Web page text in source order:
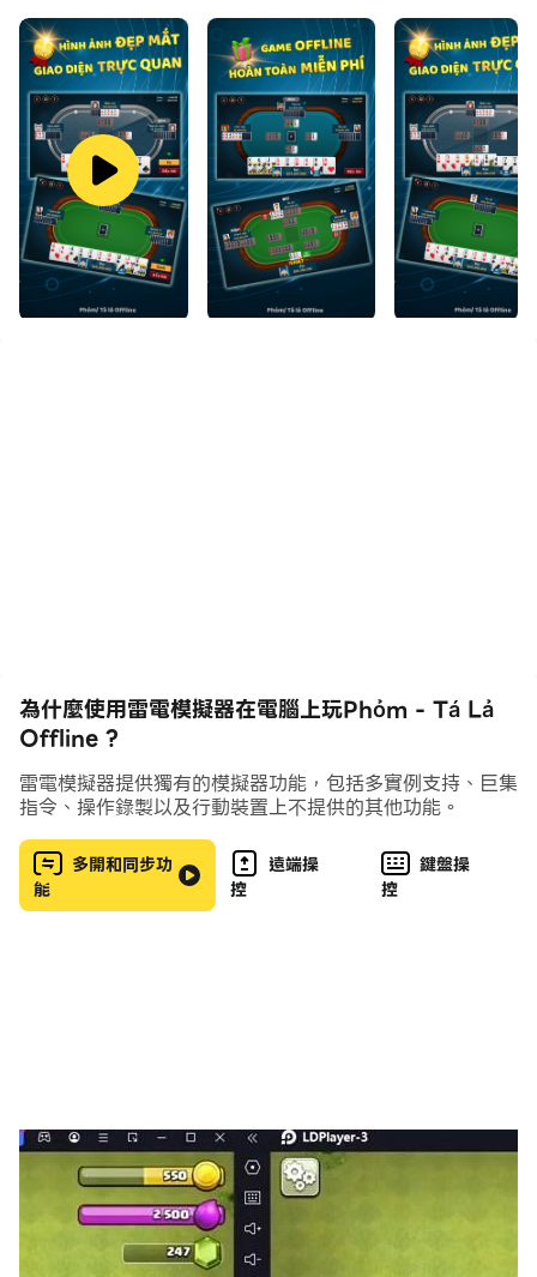
而文件互傳功能讓分享圖像、影片和文件也變得非常容易。
下載Phỏm - Tá Lả Offline並在PC上運行。享受PC端的
大螢幕和高畫質畫質吧!
Đánh bài Phỏm (Danh bai phom) hay còn gọi là Tá
Lả (Ta la, Phom, Phom Ta la) hay Tú Lơ Khơ (Tu
Lo Kho) hoặc Ù (u) là một trò chơi bài phổ biến ở
Việt Nam. Phỏm được ưa chuộng rộng rãi vì cách
chơi dễ hiểu, thú vị và không kém phần kịch tính.
Trò chơi này có thể chơi ở bất cứ đâu, từ các quán
các nhóm bài có cùng giá trị hoặc các dãy bài
cùng chất liên tiếp nhau. Phỏm yêu cầu người chơi
phải có chiến thuật rõ ràng, từ việc quyết định ăn
hay không ăn bài, đến việc tính toán xem nên giữ
lại lá bài nào để dễ dàng tạo Phỏm sau này. Việc
quan sát và nhớ các lá bài đã được đánh ra cũng là
một phần quan trọng trong chiến thuật chơi
Phỏm - Tá Lả Offline được đầu tư kỹ lưỡng về mặt
giao diện cũng như cách chơi để mang trải nghiệm
của trò chơi thân thuộc lên thiết bị di động mà
không làm mất đi sự thú vị vốn có của nó. Đến với
Phỏm - Tá Lả Offline, bạn sẽ được hòa mình vào
為什麼使用雷電模擬器在電腦上玩Phỏm - Tá Lả
Offline ?
雷電模擬器提供獨有的模擬器功能，包括多實例支持、巨集
指令、操作錄製以及行動裝置上不提供的其他功能。
多開和同步功
能
遠端操
控
鍵盤操
控